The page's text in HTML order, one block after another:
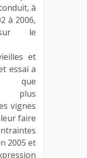
à
à 2006,
le
et
essai a
que
plus
vignes
faire
2005 et